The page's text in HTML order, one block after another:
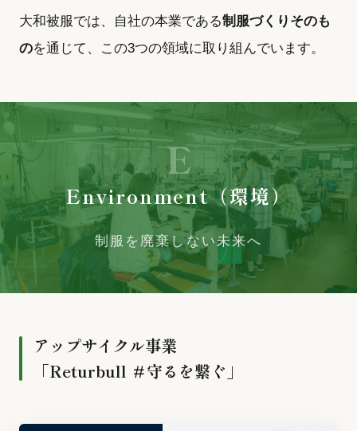
大和被服では、自社の本業である制服づくりそのも
のを通じて、この3つの領域に取り組んでいます。
E
Environment（環境）
制服を廃棄しない未来へ
アップサイクル事業
「Returbull ＃守るを繋ぐ」